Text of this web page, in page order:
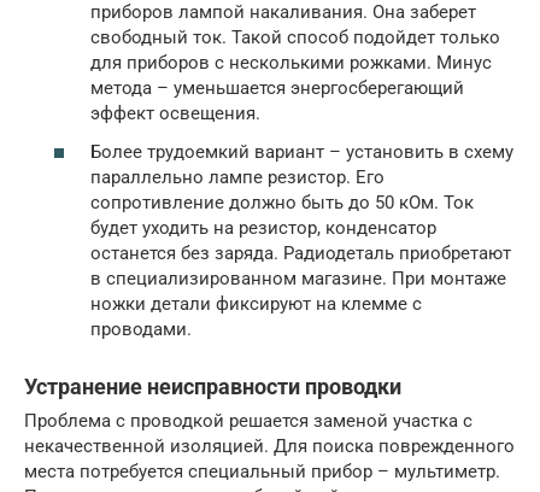
приборов лампой накаливания. Она заберет
свободный ток. Такой способ подойдет только
для приборов с несколькими рожками. Минус
метода – уменьшается энергосберегающий
эффект освещения.
Более трудоемкий вариант – установить в схему
параллельно лампе резистор. Его
сопротивление должно быть до 50 кОм. Ток
будет уходить на резистор, конденсатор
останется без заряда. Радиодеталь приобретают
в специализированном магазине. При монтаже
ножки детали фиксируют на клемме с
проводами.
Устранение неисправности проводки
Проблема с проводкой решается заменой участка с
некачественной изоляцией. Для поиска поврежденного
места потребуется специальный прибор – мультиметр.